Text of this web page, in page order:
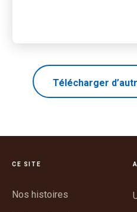
Télécharger
CE SITE
Nos histoires